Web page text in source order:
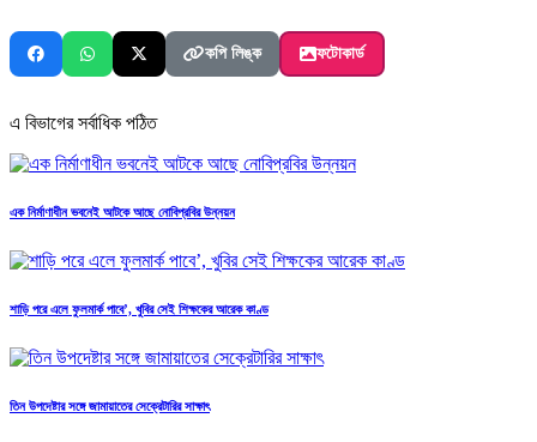
কপি লিঙ্ক ফটোকার্ড
এ বিভাগের সর্বাধিক পঠিত
এক নির্মাণাধীন ভবনেই আটকে আছে নোবিপ্রবির উন্নয়ন
শাড়ি পরে এলে ফুলমার্ক পাবে’, খুবির সেই শিক্ষকের আরেক কাণ্ড
তিন উপদেষ্টার সঙ্গে জামায়াতের সেক্রেটারির সাক্ষাৎ